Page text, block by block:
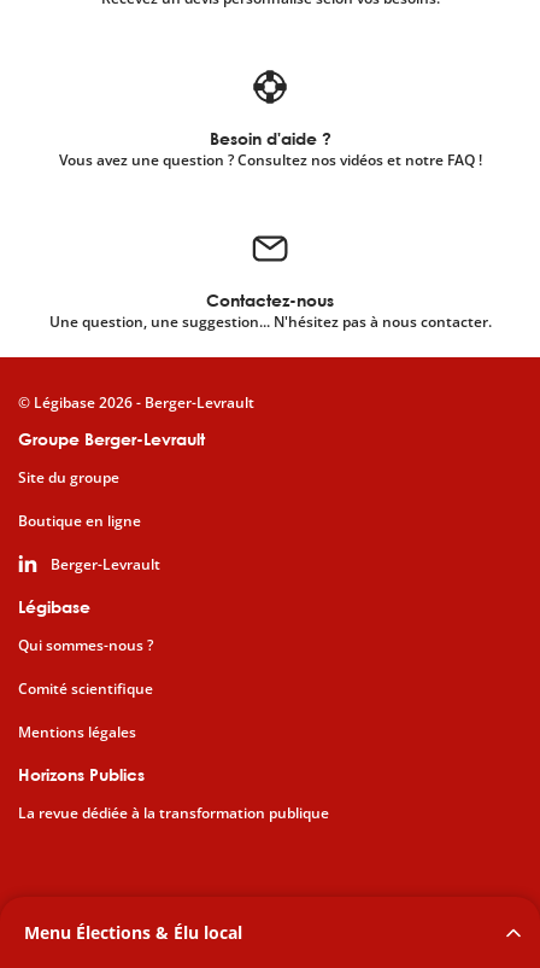
Menu Élections & Élu local
Besoin d'aide ?
Vous avez une question ? Consultez nos vidéos et notre FAQ !
Contactez-nous
Une question, une suggestion... N'hésitez pas à nous contacter.
Groupe Berger-Levrault
Site du groupe
Boutique en ligne
Berger-Levrault
Légibase
Qui sommes-nous ?
Comité scientifique
Mentions légales
Horizons Publics
La revue dédiée à la transformation publique
© Légibase 2026 - Berger-Levrault